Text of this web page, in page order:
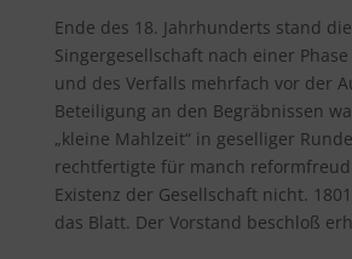
Ende des 18. Jahrhunderts stand die
Singergesellschaft nach einer
und des Verfalls mehrfach vor der
Beteiligung an den Begräbnissen
„kleine Mahlzeit“ in geselliger
rechtfertigte für manch
Existenz der Gesellschaft nicht.
das Blatt. Der Vorstand beschloß